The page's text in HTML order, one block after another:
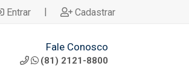
Entrar | Cadastrar
Fale Conosco
(81) 2121-8800